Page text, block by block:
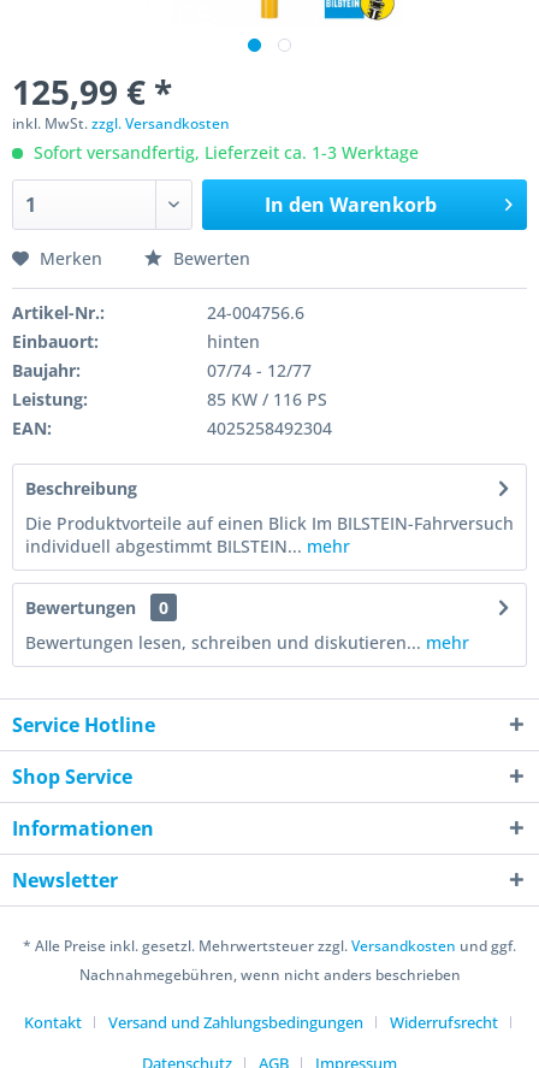
125,99 € *
inkl. MwSt.zzgl. Versandkosten
Sofort versandfertig, Lieferzeit ca. 1-3 Werktage
In den Warenkorb
Merken Bewerten
Artikel-Nr.:
24-004756.6
Einbauort:
hinten
Baujahr:
07/74 - 12/77
Leistung:
85 KW / 116 PS
EAN:
4025258492304
Beschreibung
Die Produktvorteile auf einen Blick Im BILSTEIN-Fahrversuch
individuell abgestimmt BILSTEIN... mehr
Bewertungen
0
Bewertungen lesen, schreiben und diskutieren... mehr
Service Hotline
Shop Service
Informationen
Newsletter
* Alle Preise inkl. gesetzl. Mehrwertsteuer zzgl.Versandkosten und ggf.
Nachnahmegebühren, wenn nicht anders beschrieben
Kontakt Versand und Zahlungsbedingungen
Widerrufsrecht
Datenschutz
AGB Impressum